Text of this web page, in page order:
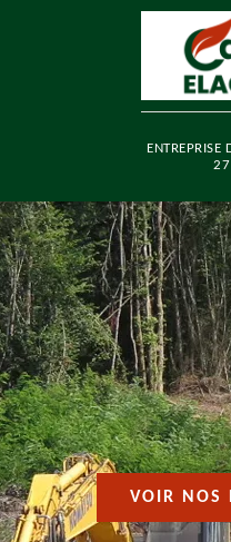
ENTREPRISE
27
VOIR NOS